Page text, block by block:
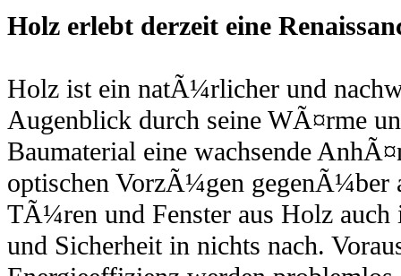
Holz erlebt derzeit eine
Holz ist ein natÃ¼rlicher und
Augenblick durch seine WÃ¤rme
Baumaterial eine wachsende
optischen VorzÃ¼gen gegenÃ¼ber
TÃ¼ren und Fenster aus Holz
und Sicherheit in nichts nach.